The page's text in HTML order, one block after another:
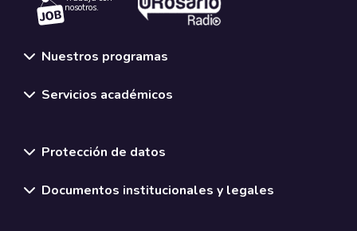
nosotros.
Nuestros programas
Servicios académicos
Protección de datos
Documentos institucionales y legales